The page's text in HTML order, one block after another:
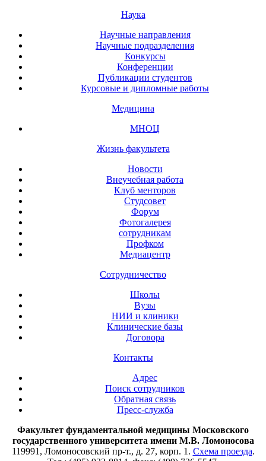
Наука
Научные направления
Научные подразделения
Конкурсы
Конференции
Публикации студентов
Курсовые и дипломные работы
Медицина
МНОЦ
Жизнь факультета
Новости
Внеучебная работа
Клуб менторов
Студсовет
Форум
Фотогалерея
сотрудникам
Профком
Медиацентр
Сотрудничество
Школы
Вузы
НИИ и клиники
Клинические базы
Договора
Контакты
Адрес
Поиск сотрудников
Обратная связь
Пресс-служба
Факультет фундаментальной медицины Московского
государственного университета имени М.В. Ломоносова
119991, Ломоносовский пр-т., д. 27, корп. 1. Схема проезда.